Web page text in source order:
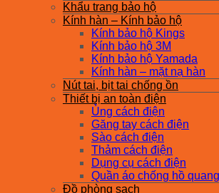
Khẩu trang bảo hộ
Kính hàn – Kính bảo hộ
Kính bảo hộ Kings
Kính bảo hộ 3M
Kính bảo hộ Yamada
Kính hàn – mặt nạ hàn
Nút tai, bịt tai chống ồn
Thiết bị an toàn điện
Ủng cách điện
Găng tay cách điện
Sào cách điện
Thảm cách điện
Dụng cụ cách điện
Quần áo chống hồ
Đồ phòng sạch